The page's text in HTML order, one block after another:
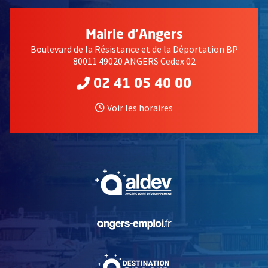
Mairie d'Angers
Boulevard de la Résistance et de la Déportation BP
80011 49020 ANGERS Cedex 02
02 41 05 40 00
Voir les horaires
, Ouvre une nouvelle